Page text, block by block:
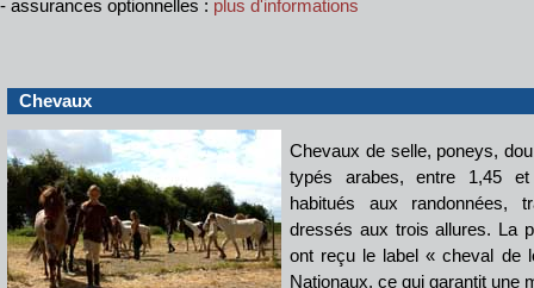
- assurances optionnelles : plus d'informations
Chevaux
Chevaux de selle, poneys,
typés arabes, entre 1,45
habitués aux randonnées,
dressés aux trois allures. La
ont reçu le label « cheval de
Nationaux, ce qui garantit une